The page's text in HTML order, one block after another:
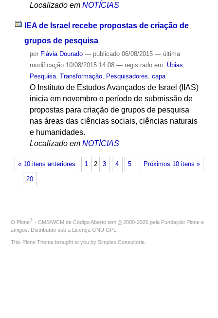
Localizado em NOTÍCIAS
IEA de Israel recebe propostas de criação de
grupos de pesquisa
por Flávia Dourado — publicado06/08/2015 — última
modificação10/08/2015 14:08 — registrado em: Ubias,
Pesquisa, Transformação, Pesquisadores, capa
O Instituto de Estudos Avançados de Israel (IIAS)
inicia em novembro o período de submissão de
propostas para criação de grupos de pesquisa
nas áreas das ciências sociais, ciências naturais
e humanidades.
Localizado em NOTÍCIAS
« 10 itens anteriores Próximos 10 itens »
1 2 3 4 5
… 20
O Plone® - CMS/WCM de Código Aberto tem © 2000-2026 pela Fundação Plone e
amigos. Distribuído sob a Licença GNU GPL
This Plone Theme brought to you by Simples Consultoria